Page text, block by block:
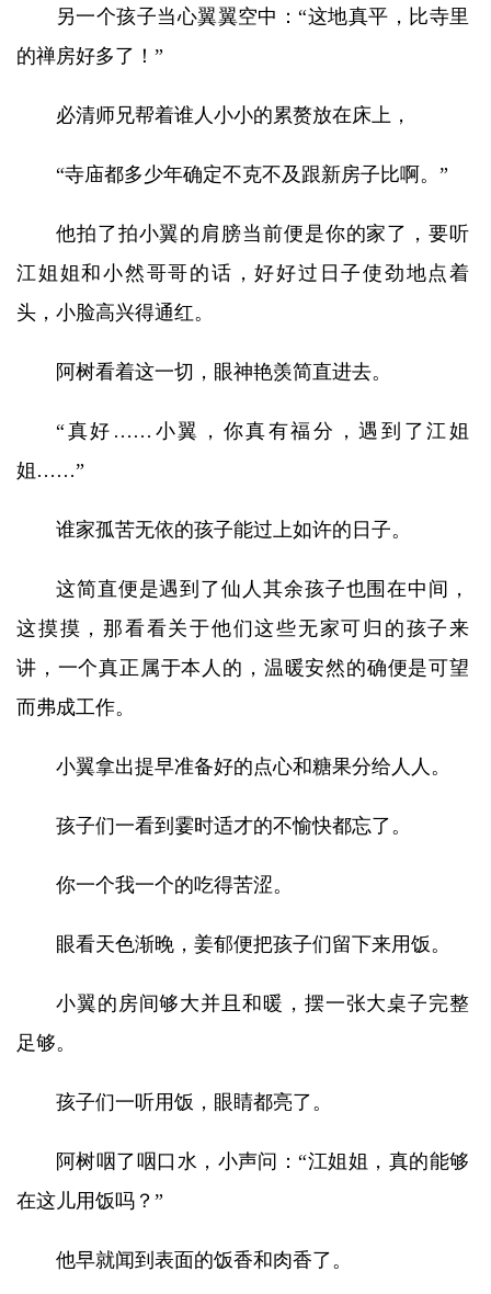
另一个孩子当心翼翼空中：“这地真平，比寺里
的禅房好多了！”
必清师兄帮着谁人小小的累赘放在床上，
“寺庙都多少年确定不克不及跟新房子比啊。”
他拍了拍小翼的肩膀当前便是你的家了，要听
江姐姐和小然哥哥的话，好好过日子使劲地点着
头，小脸高兴得通红。
阿树看着这一切，眼神艳羡简直进去。
“真好……小翼，你真有福分，遇到了江姐
姐……”
谁家孤苦无依的孩子能过上如许的日子。
这简直便是遇到了仙人其余孩子也围在中间，
这摸摸，那看看关于他们这些无家可归的孩子来
讲，一个真正属于本人的，温暖安然的确便是可望
而弗成工作。
小翼拿出提早准备好的点心和糖果分给人人。
孩子们一看到霎时适才的不愉快都忘了。
你一个我一个的吃得苦涩。
眼看天色渐晚，姜郁便把孩子们留下来用饭。
小翼的房间够大并且和暖，摆一张大桌子完整
足够。
孩子们一听用饭，眼睛都亮了。
阿树咽了咽口水，小声问：“江姐姐，真的能够
在这儿用饭吗？”
他早就闻到表面的饭香和肉香了。